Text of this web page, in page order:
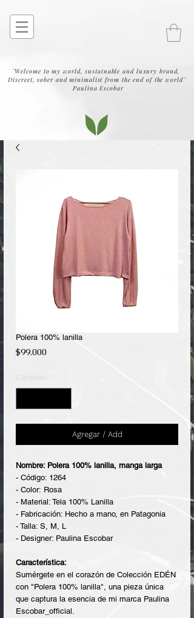
¨Welcome to my world, sustainable and luxury brand,
Discreet, sober and minimalist from the end of the world¨
Paulina Escobar
Polera 100% lanilla
$99.000
Agregar / Add
Nombre: Polera 100% lanilla, manga larga
- Código: 1264
- Color: Rosa
- Material: Tela 100% Lanilla
- Fabricación: Hecho a mano, en Patagonia
- Talla: S, M, L
- Designer: Paulina Escobar
Característica:
Sumérgete en el corazón de Colección EDÉN
con "Polera 100% lanilla", una pieza única
que captura la esencia de mi marca Paulina
Escobar_official.